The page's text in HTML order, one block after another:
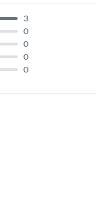
0
0
0
0
3